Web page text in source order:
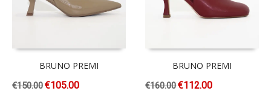
BRUNO PREMI
€150.00€105.00
BRUNO PREMI
€160.00€112.00